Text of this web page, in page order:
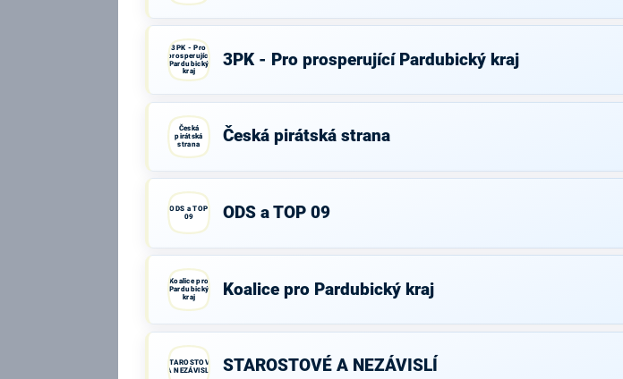
3PK - Pro
prosperující
Pardubický
kraj
3PK - Pro prosperující Pardubický kraj
Česká
pirátská
strana
Česká pirátská strana
ODS a TOP
09
ODS a TOP 09
Koalice pro
Pardubický
kraj
Koalice pro Pardubický kraj
STAROSTOVÉ
A NEZÁVISLÍ
STAROSTOVÉ A NEZÁVISLÍ